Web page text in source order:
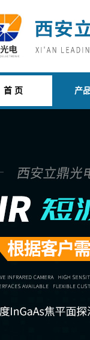
首 页 产